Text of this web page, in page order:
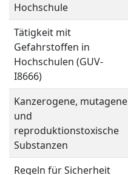
Hochschule
Tätigkeit mit
Gefahrstoffen in
Hochschulen (GUV-
I8666)
Kanzerogene, mutagene
und
reproduktionstoxische
Substanzen
Regeln für Sicherheit